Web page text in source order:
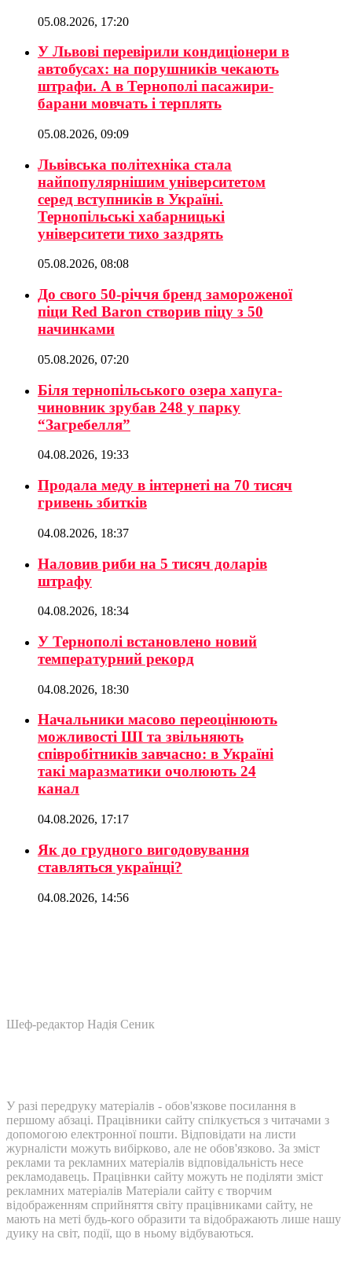
05.08.2026, 17:20
У Львові перевірили кондиціонери в
автобусах: на порушників чекають
штрафи. А в Тернополі пасажири-
барани мовчать і терплять
05.08.2026, 09:09
Львівська політехніка стала
найпопулярнішим університетом
серед вступників в Україні.
Тернопільські хабарницькі
університети тихо заздрять
05.08.2026, 08:08
До свого 50-річчя бренд замороженої
піци Red Baron створив піцу з 50
начинками
05.08.2026, 07:20
Біля тернопільського озера хапуга-
чиновник зрубав 248 у парку
“Загребелля”
04.08.2026, 19:33
Продала меду в інтернеті на 70 тисяч
гривень збитків
04.08.2026, 18:37
Наловив риби на 5 тисяч доларів
штрафу
04.08.2026, 18:34
У Тернополі встановлено новий
температурний рекорд
04.08.2026, 18:30
Начальники масово переоцінюють
можливості ШІ та звільняють
співробітників завчасно: в Україні
такі маразматики очолюють 24
канал
04.08.2026, 17:17
Як до грудного вигодовування
ставляться українці?
04.08.2026, 14:56
Шеф-редактор Надія Сеник
У разі передруку матеріалів - обов'язкове посилання в
першому абзаці. Працівники сайту спілкується з читачами з
допомогою електронної пошти. Відповідати на листи
журналісти можуть вибірково, але не обов'язково. За зміст
реклами та рекламних матеріалів відповідальність несе
рекламодавець. Працівнки сайту можуть не поділяти зміст
рекламних матеріалів Матеріали сайту є творчим
відображенням сприйняття світу працівниками сайту, не
мають на меті будь-кого образити та відображають лише нашу
дуику на світ, події, що в ньому відбуваються.